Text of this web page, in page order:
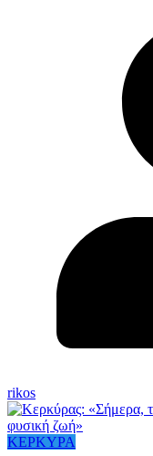
rikos
ΚΕΡΚΥΡΑ